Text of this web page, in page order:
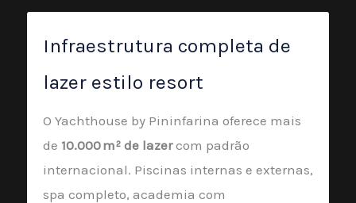
Infraestrutura completa de
lazer estilo resort
O Yachthouse by Pininfarina oferece mais
de 10.000 m² de lazercom padrão
internacional. Piscinas internas e externas,
spa completo, academia com